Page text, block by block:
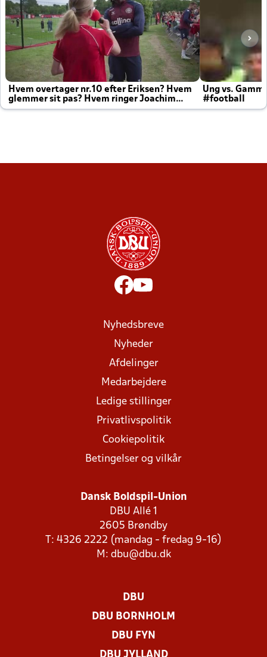
Hvem overtager nr.10 efter Eriksen? Hvem
glemmer sit pas? Hvem ringer Joachim
altid til efter kampe?
Ung vs.
#football
Nyhedsbreve
Nyheder
Afdelinger
Medarbejdere
Ledige stillinger
Privatlivspolitik
Cookiepolitik
Betingelser og vilkår
Dansk Boldspil-Union
DBU Allé 1
2605 Brøndby
T: 4326 2222 (mandag - fredag 9-16)
M: dbu@dbu.dk
DBU
DBU BORNHOLM
DBU FYN